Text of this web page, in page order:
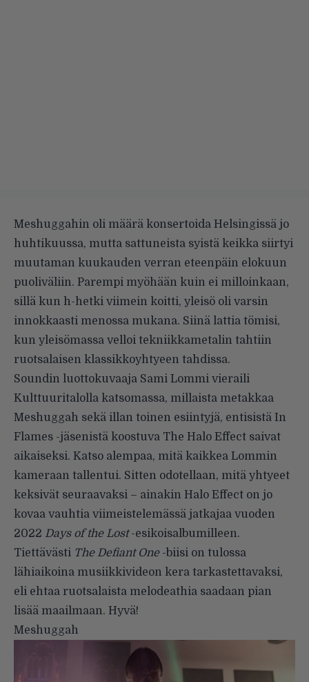
Meshuggahin oli määrä konsertoida Helsingissä jo
huhtikuussa, mutta sattuneista syistä keikka siirtyi
muutaman kuukauden verran eteenpäin elokuun
puoliväliin. Parempi myöhään kuin ei milloinkaan,
sillä kun h-hetki viimein koitti, yleisö oli varsin
innokkaasti menossa mukana. Siinä lattia tömisi,
kun yleisömassa velloi tekniikkametalin tahtiin
ruotsalaisen klassikkoyhtyeen tahdissa.
Soundin luottokuvaaja Sami Lommi vieraili
Kulttuuritalolla katsomassa, millaista metakkaa
Meshuggah sekä illan toinen esiintyjä, entisistä In
Flames -jäsenistä koostuva The Halo Effect saivat
aikaiseksi. Katso alempaa, mitä kaikkea Lommin
kameraan tallentui. Sitten odotellaan, mitä yhtyeet
keksivät seuraavaksi – ainakin Halo Effect on jo
kovaa vauhtia viimeistelemässä jatkajaa vuoden
2022 Days of the Lost-esikoisalbumilleen.
Tiettävästi The Defiant One-biisi on tulossa
lähiaikoina musiikkivideon kera tarkastettavaksi,
eli ehtaa ruotsalaista melodeathia saadaan pian
lisää maailmaan. Hyvä!
Meshuggah